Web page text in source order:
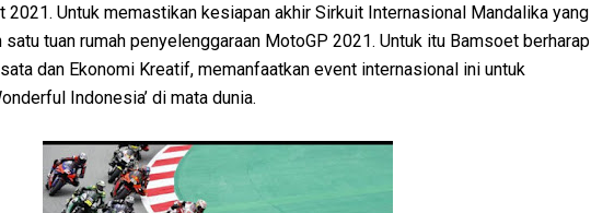
2021. Untuk memastikan kesiapan akhir Sirkuit Internasional Mandalika yang
satu tuan rumah penyelenggaraan MotoGP 2021. Untuk itu Bamsoet berharap
dan Ekonomi Kreatif, memanfaatkan event internasional ini untuk
Indonesia’ di mata dunia.